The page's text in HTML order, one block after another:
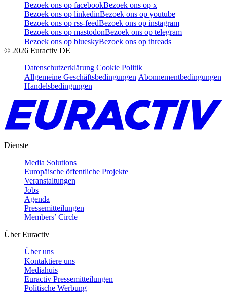
Bezoek ons op facebookBezoek ons op x
Bezoek ons op linkedinBezoek ons op youtube
Bezoek ons op rss-feedBezoek ons op instagram
Bezoek ons op mastodonBezoek ons op telegram
Bezoek ons op blueskyBezoek ons op threads
© 2026 Euractiv DE
Datenschutzerklärung Cookie Politik
Allgemeine Geschäftsbedingungen Abonnementbedingungen
Handelsbedingungen
Dienste
Media Solutions
Europäische öffentliche Projekte
Veranstaltungen
Jobs
Agenda
Pressemitteilungen
Members’ Circle
Über Euractiv
Über uns
Kontaktiere uns
Mediahuis
Euractiv Pressemitteilungen
Politische Werbung